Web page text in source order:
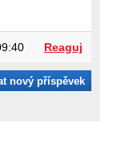
Reaguj
nový příspěvek